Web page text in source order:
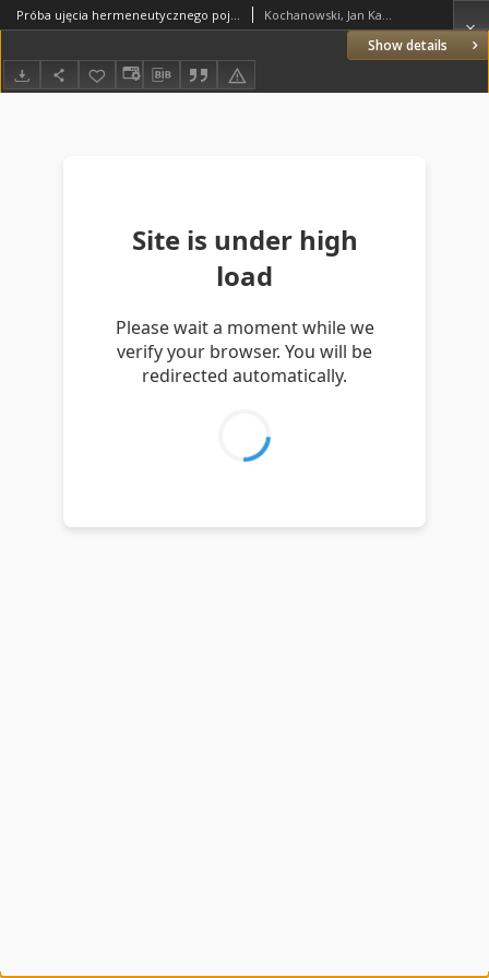
Show details
Próba ujęcia hermeneutycznego pojęć o "Ziemi" i "Obyczaju", "Księciu" i "Przywileju" w świetle praktyki sądowej na Mazowszu u schyłku wieków średnich Kochanowski, Jan Karol (1869–1949)